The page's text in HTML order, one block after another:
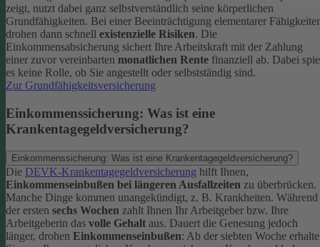
zeigt, nutzt dabei ganz selbstverständlich seine körperlichen
Grundfähigkeiten. Bei einer Beeinträchtigung elementarer
drohen dann schnell existenzielle Risiken. Die
Einkommensabsicherung sichert Ihre Arbeitskraft mit der Zahlung
einer zuvor vereinbarten monatlichen Rente finanziell ab. Dabei
es keine Rolle, ob Sie angestellt oder selbstständig sind.
Zur Grundfähigkeitsversicherung
Einkommenssicherung: Was ist eine
Krankentagegeldversicherung?
Einkommenssicherung: Was ist eine Krankentagegeldversicherung?
Die DEVK-Krankentagegeldversicherung hilft Ihnen,
Einkommenseinbußen bei längeren Ausfallzeiten zu überbrücken.
Manche Dinge kommen unangekündigt, z. B. Krankheiten. Während
der ersten sechs Wochen zahlt Ihnen Ihr Arbeitgeber bzw. Ihre
Arbeitgeberin das volle Gehalt aus. Dauert die Genesung jedoch
länger, drohen Einkommenseinbußen: Ab der siebten Woche